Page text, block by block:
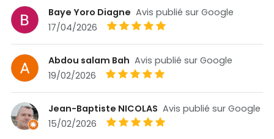
Baye Yoro Diagne Avis publié sur Google
17/04/2026
Abdou salam Bah Avis publié sur Google
19/02/2026
Jean-Baptiste NICOLAS Avis publié sur Google
15/02/2026